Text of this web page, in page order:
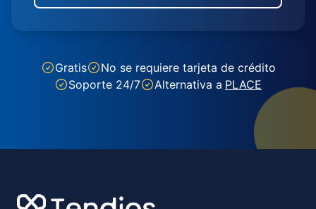
Gratis
No se requiere tarjeta de crédito
Soporte 24/7
Alternativa a PLACE